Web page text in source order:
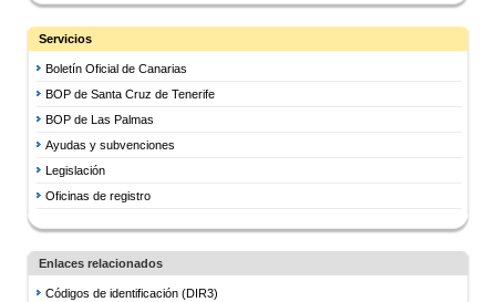
Servicios
Boletín Oficial de Canarias
BOP de Santa Cruz de Tenerife
BOP de Las Palmas
Ayudas y subvenciones
Legislación
Oficinas de registro
Enlaces relacionados
Códigos de identificación (DIR3)